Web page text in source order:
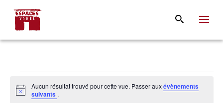
Évènements
Notice
Aucun résultat trouvé pour cette vue. Passer auxévènements
suivants .